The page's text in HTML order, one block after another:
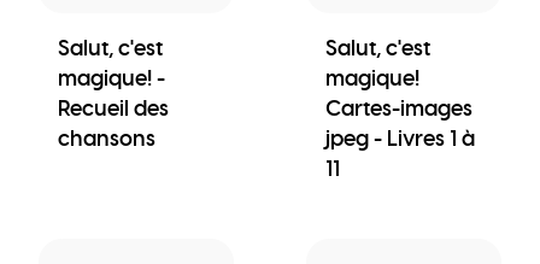
Salut, c'est
magique! -
Recueil des
chansons
Salut, c'est
magique!
Cartes-images
jpeg - Livres 1 à
11